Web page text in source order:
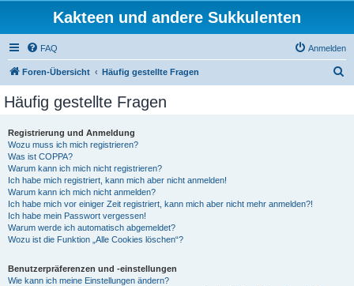
Kakteen und andere Sukkulenten
FAQ Anmelden
Foren-Übersicht Häufig gestellte Fragen
Häufig gestellte Fragen
Registrierung und Anmeldung
Wozu muss ich mich registrieren?
Was ist COPPA?
Warum kann ich mich nicht registrieren?
Ich habe mich registriert, kann mich aber nicht anmelden!
Warum kann ich mich nicht anmelden?
Ich habe mich vor einiger Zeit registriert, kann mich aber nicht mehr anmelden?!
Ich habe mein Passwort vergessen!
Warum werde ich automatisch abgemeldet?
Wozu ist die Funktion „Alle Cookies löschen“?
Benutzerpräferenzen und -einstellungen
Wie kann ich meine Einstellungen ändern?